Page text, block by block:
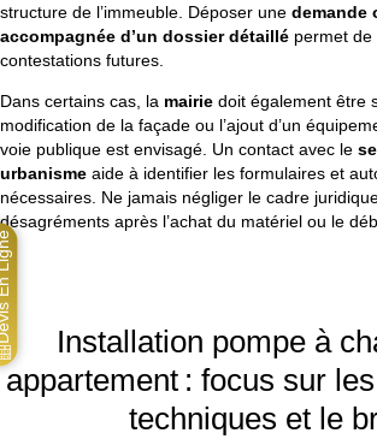
structure de l’immeuble. Déposer une demande
accompagnée d’un dossier détaillé permet
contestations futures.
Dans certains cas, la mairie doit également être
modification de la façade ou l’ajout d’un
voie publique est envisagé. Un contact avec le
urbanisme aide à identifier les formulaires et
nécessaires. Ne jamais négliger le cadre
désagréments après l’achat du matériel ou le
Installation pompe à
appartement : focus sur
techniques et le